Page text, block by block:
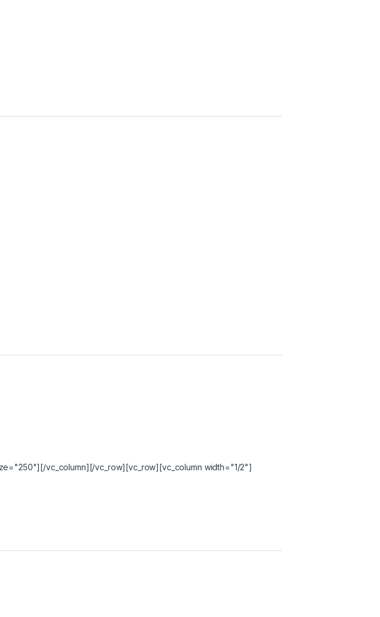
vc_column][/vc_row][vc_row][vc_column width="1/2"]